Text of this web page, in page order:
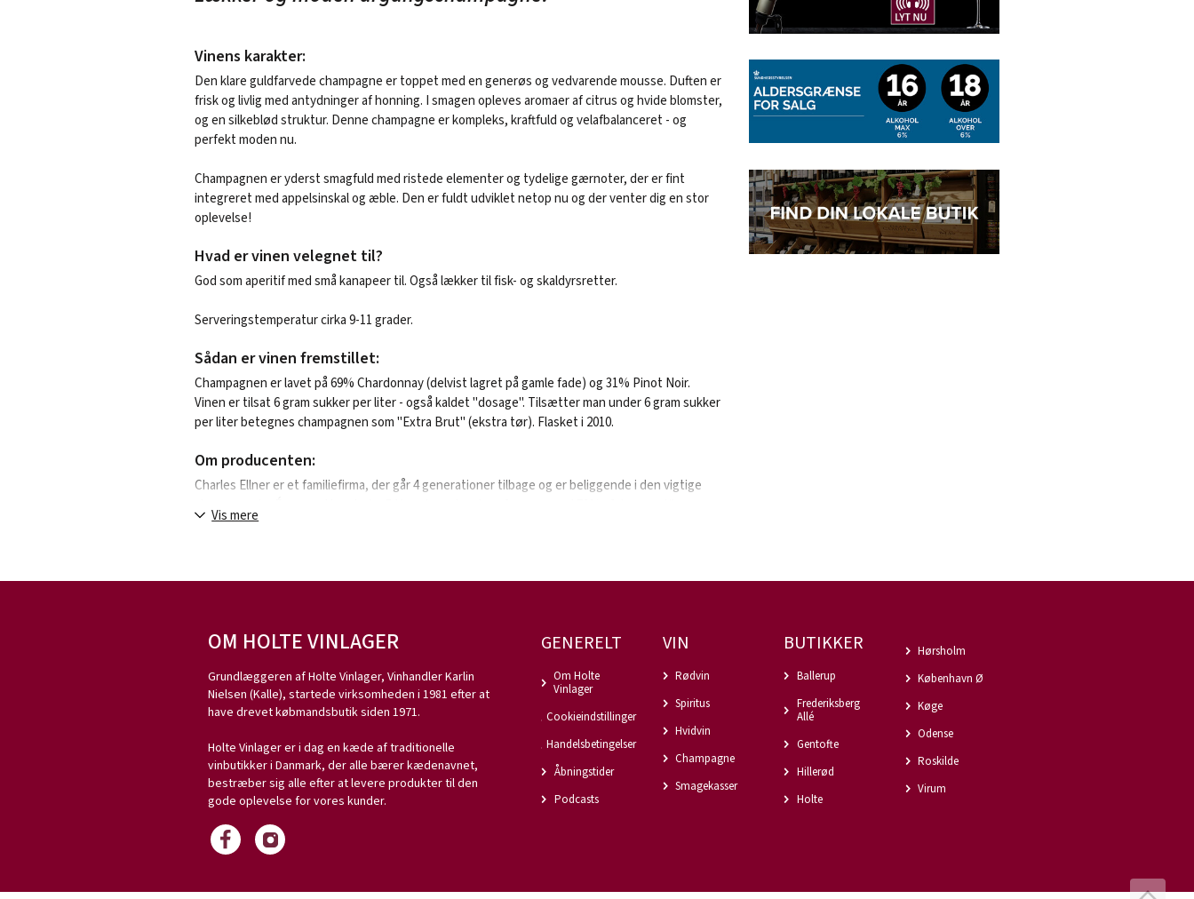
Vinens karakter:
Den klare guldfarvede champagne er toppet med en generøs og vedvarende mousse. Duften er
frisk og livlig med antydninger af honning. I smagen opleves aromaer af citrus og hvide blomster,
og en silkeblød struktur. Denne champagne er kompleks, kraftfuld og velafbalanceret - og
perfekt moden nu.
Champagnen er yderst smagfuld med ristede elementer og tydelige gærnoter, der er fint
integreret med appelsinskal og æble. Den er fuldt udviklet netop nu og der venter dig en stor
oplevelse!
Hvad er vinen velegnet til?
God som aperitif med små kanapeer til. Også lækker til fisk- og skaldyrsretter.
Serveringstemperatur cirka 9-11 grader.
Sådan er vinen fremstillet:
Champagnen er lavet på 69% Chardonnay (delvist lagret på gamle fade) og 31% Pinot Noir.
Vinen er tilsat 6 gram sukker per liter - også kaldet "dosage". Tilsætter man under 6 gram sukker
per liter betegnes champagnen som "Extra Brut" (ekstra tør). Flasket i 2010.
Om producenten:
Charles Ellner er et familiefirma, der går 4 generationer tilbage og er beliggende i den vigtige
champagnefremstilling stammer, heraf er mere end 50% Chardonnay-druen.
liggende, og man sælger årligt mere end 1.000.000 flasker champagne, heraf 40% til eksport.
Vis mere
OM HOLTE VINLAGER
Grundlæggeren af Holte Vinlager, Vinhandler Karlin
Nielsen (Kalle), startede virksomheden i 1981 efter at
have drevet købmandsbutik siden 1971.
Holte Vinlager er i dag en kæde af traditionelle
vinbutikker i Danmark, der alle bærer kædenavnet,
bestræber sig alle efter at levere produkter til den
gode oplevelse for vores kunder.
GENERELT
Om Holte
Vinlager
Cookieindstillinger
Handelsbetingelser
Åbningstider
Podcasts
VIN
Rødvin
Spiritus
Hvidvin
Champagne
Smagekasser
BUTIKKER
Ballerup
Frederiksberg
Allé
Gentofte
Hillerød
Holte
Hørsholm
København Ø
Køge
Odense
Roskilde
Virum